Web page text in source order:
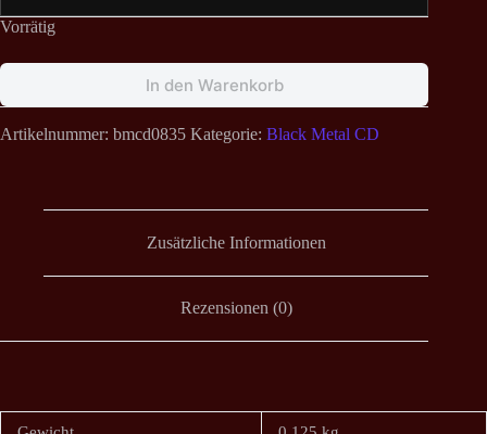
Vorrätig
In den Warenkorb
Artikelnummer: bmcd0835 Kategorie: Black Metal CD
Zusätzliche Informationen
Rezensionen (0)